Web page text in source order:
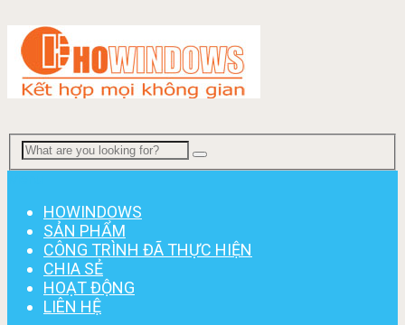
HOWINDOWS
SẢN PHẨM
CÔNG TRÌNH ĐÃ THỰC HIỆN
CHIA SẺ
HOẠT ĐỘNG
LIÊN HỆ